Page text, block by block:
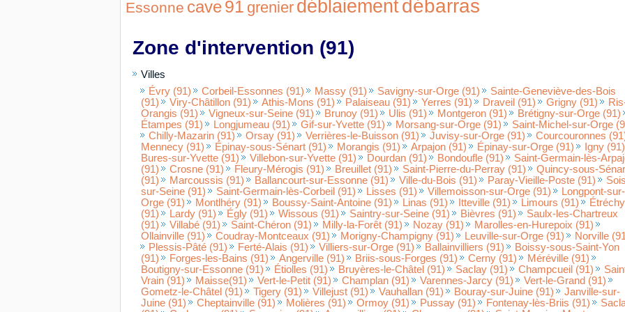
Essonne cave91 grenier déblaiementdébarras
Zone d'intervention (91)
Villes
Évry (91)
Corbeil-Essonnes (91) Massy (91) Savigny-sur-Orge (91)
Sainte-Geneviève-des-Bois
(91)
Viry-Châtillon (91) Athis-Mons (91) Palaiseau (91) Yerres (91) Draveil (91) Grigny (91)
Orangis (91)
Vigneux-sur-Seine (91) Brunoy (91) Ulis (91) Montgeron (91)
Brétigny-sur-Orge (91)
Étampes (91)
Longjumeau (91) Gif-sur-Yvette (91) Morsang-sur-Orge (91)
Saint-Michel-sur-Orge
Chilly-Mazarin (91)
Orsay (91) Verrières-le-Buisson (91) Juvisy-sur-Orge (91)
Courcouronnes
Mennecy (91)
Épinay-sous-Sénart (91) Morangis (91) Arpajon (91) Épinay-sur-Orge (91)
Igny (91)
Bures-sur-Yvette (91)
Villebon-sur-Yvette (91) Dourdan (91) Bondoufle (91)
Saint-Germain-lès-
(91)
Crosne (91) Fleury-Mérogis (91) Breuillet (91) Saint-Pierre-du-Perray (91)
Quincy-sous-
(91)
Marcoussis (91) Ballancourt-sur-Essonne (91) Ville-du-Bois (91) Paray-Vieille-Poste (91)
sur-Seine (91)
Saint-Germain-lès-Corbeil (91) Lisses (91) Villemoisson-sur-Orge (91)
Longpont-sur-
Orge (91)
Montlhéry (91) Boussy-Saint-Antoine (91) Linas (91) Itteville (91) Limours (91)
Étréchy
(91)
Lardy (91) Égly (91) Wissous (91) Saintry-sur-Seine (91) Bièvres (91)
Saulx-les-Chartreux
(91)
Villabé (91) Saint-Chéron (91) Milly-la-Forêt (91) Nozay (91)
Marolles-en-Hurepoix (91)
Ollainville (91)
Coudray-Montceaux (91) Morigny-Champigny (91) Leuville-sur-Orge (91)
Norville
Plessis-Pâté (91)
Ferté-Alais (91) Villiers-sur-Orge (91) Ballainvilliers (91)
Boissy-sous-Saint-Yon
(91)
Forges-les-Bains (91) Angerville (91) Briis-sous-Forges (91) Cerny (91)
Méréville (91)
Boutigny-sur-Essonne (91)
Étiolles (91) Bruyères-le-Châtel (91) Saclay (91) Champcueil (91)
Vrain (91)
Maisse(91) Vert-le-Petit (91) Champlan (91) Varennes-Jarcy (91)
Vert-le-Grand (91)
Gometz-le-Châtel (91)
Tigery (91) Villejust (91) Vauhallan (91) Bouray-sur-Juine (91)
Janville-sur-
Juine (91)
Cheptainville (91) Molières (91) Ormoy (91) Pussay (91) Fontenay-lès-Briis (91)